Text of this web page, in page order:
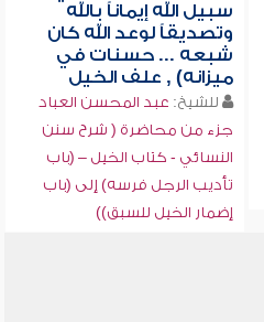
سبيل الله إيماناً بالله
وتصديقاً لوعد الله كان
شبعه ... حسنات في
ميزانه) , علف الخيل
للشيخ: عبد المحسن العباد
جزء من محاضرة ( شرح سنن
النسائي - كتاب الخيل – (باب
تأديب الرجل فرسه) إلى (باب
إضمار الخيل للسبق))